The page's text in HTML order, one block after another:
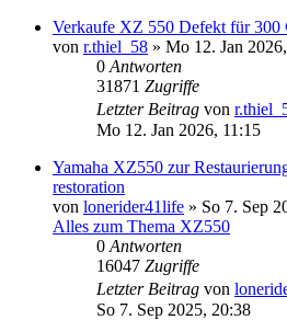
Verkaufe XZ 550 Defekt für 300
von r.thiel_58 » Mo 12. Jan
0 Antworten
31871 Zugriffe
Letzter Beitrag von
Mo 12. Jan 2026, 11:15
Yamaha XZ550 zur
restoration
von lonerider41life » So 7. Sep
Alles zum Thema XZ550
0 Antworten
16047 Zugriffe
Letzter Beitrag von
So 7. Sep 2025, 20:38